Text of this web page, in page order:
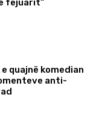
fejuarit”
quajnë komedian
anti-